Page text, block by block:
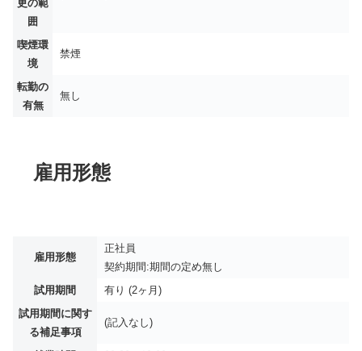
更の範
囲
喫煙環
境
禁煙
転勤の
有無
無し
雇用形態
雇用形態
正社員
契約期間:期間の定め無し
試用期間
有り (2ヶ月)
試用期間に関す
る補足事項
(記入なし)